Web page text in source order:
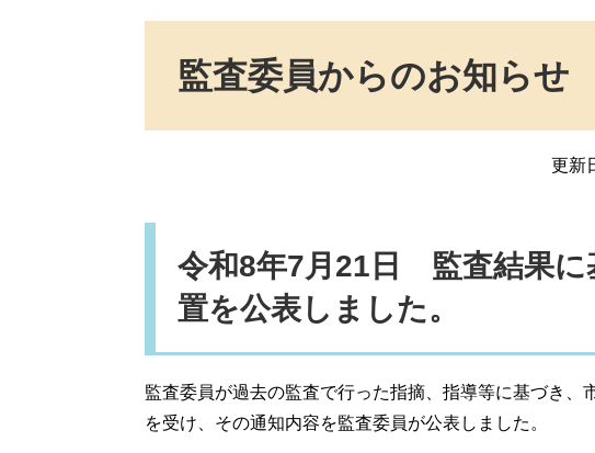
監査委員からのお知らせ
更新
令和8年7月21日 監査結果に
置を公表しました。
監査委員が過去の監査で行った指摘、指導等に基づき、
を受け、その通知内容を監査委員が公表しました。